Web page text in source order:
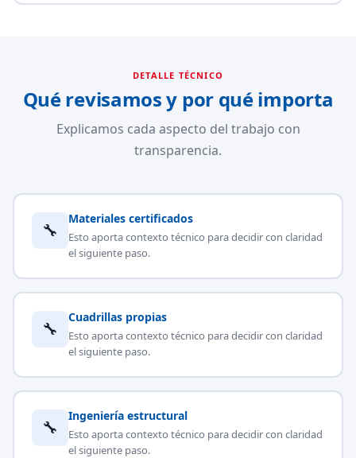
DETALLE TÉCNICO
Qué revisamos y por qué importa
Explicamos cada aspecto del trabajo con
transparencia.
🔧
Materiales certificados
Esto aporta contexto técnico para decidir con claridad
el siguiente paso.
🔧
Cuadrillas propias
Esto aporta contexto técnico para decidir con claridad
el siguiente paso.
🔧
Ingeniería estructural
Esto aporta contexto técnico para decidir con claridad
el siguiente paso.